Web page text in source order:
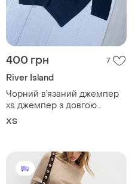
400 грн 7
River Island
Чорний в’язаний джемпер
xs джемпер з довгою
бахромою в’язана кофта
ХS